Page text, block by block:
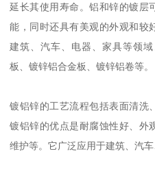
延长其使用寿命。铝和锌的镀层
能，同时还具有美观的外观和较
建筑、汽车、电器、家具等领
板、镀锌铝合金板、镀锌铝卷等。
镀铝锌的工艺流程包括表面清洗
镀铝锌的优点是耐腐蚀性好、外
维护等。它广泛应用于建筑、汽